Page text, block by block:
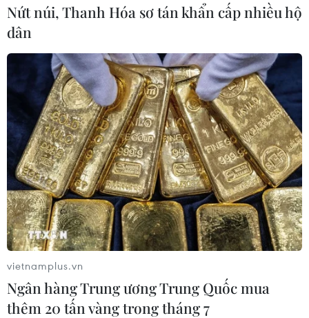
Nứt núi, Thanh Hóa sơ tán khẩn cấp nhiều hộ
dân
vietnamplus.vn
Ngân hàng Trung ương Trung Quốc mua
thêm 20 tấn vàng trong tháng 7